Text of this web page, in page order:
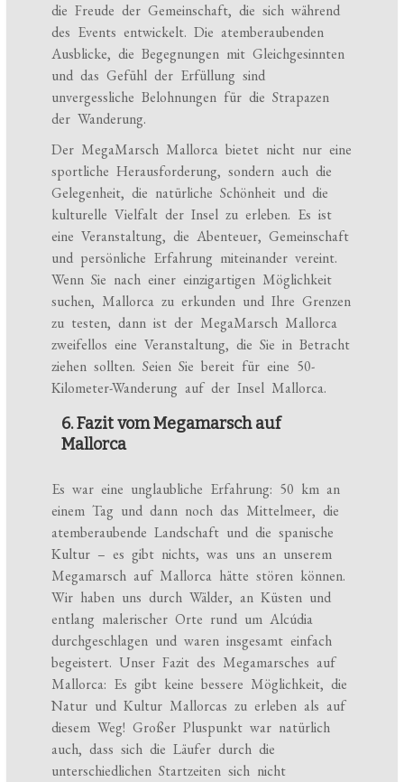
die Freude der Gemeinschaft, die sich während
des Events entwickelt. Die atemberaubenden
Ausblicke, die Begegnungen mit Gleichgesinnten
und das Gefühl der Erfüllung sind
unvergessliche Belohnungen für die Strapazen
der Wanderung.
Der MegaMarsch Mallorca bietet nicht nur eine
sportliche Herausforderung, sondern auch die
Gelegenheit, die natürliche Schönheit und die
kulturelle Vielfalt der Insel zu erleben. Es ist
eine Veranstaltung, die Abenteuer, Gemeinschaft
und persönliche Erfahrung miteinander vereint.
Wenn Sie nach einer einzigartigen Möglichkeit
suchen, Mallorca zu erkunden und Ihre Grenzen
zu testen, dann ist der MegaMarsch Mallorca
zweifellos eine Veranstaltung, die Sie in Betracht
ziehen sollten. Seien Sie bereit für eine 50-
Kilometer-Wanderung auf der Insel Mallorca.
6. Fazit vom Megamarsch auf
Mallorca
Es war eine unglaubliche Erfahrung: 50 km an
einem Tag und dann noch das Mittelmeer, die
atemberaubende Landschaft und die spanische
Kultur – es gibt nichts, was uns an unserem
Megamarsch auf Mallorca hätte stören können.
Wir haben uns durch Wälder, an Küsten und
entlang malerischer Orte rund um Alcúdia
durchgeschlagen und waren insgesamt einfach
begeistert. Unser Fazit des Megamarsches auf
Mallorca: Es gibt keine bessere Möglichkeit, die
Natur und Kultur Mallorcas zu erleben als auf
diesem Weg! Großer Pluspunkt war natürlich
auch, dass sich die Läufer durch die
unterschiedlichen Startzeiten sich nicht